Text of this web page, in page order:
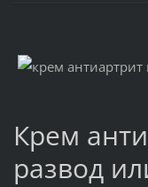
Крем
развод